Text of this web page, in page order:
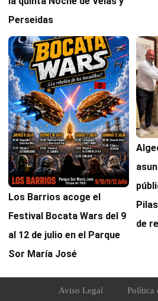
Perseidas
Los Barrios acoge el
Festival Bocata Wars del 9
al 12 de julio en el Parque
Sor María José
de
Aviso Legal
Política